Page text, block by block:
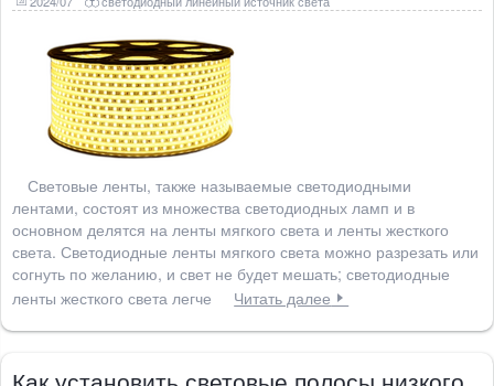
Световые ленты, также называемые светодиодными
лентами, состоят из множества светодиодных ламп и в
основном делятся на ленты мягкого света и ленты жесткого
света. Светодиодные ленты мягкого света можно разрезать или
согнуть по желанию, и свет не будет мешать; светодиодные
ленты жесткого света легче
Читать далее